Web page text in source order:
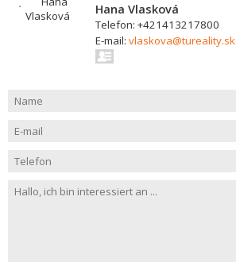
Hana Vlasková
Telefon: +421413217800
E-mail: vlaskova@tureality.sk